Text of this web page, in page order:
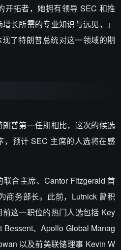
开拓者，她拥有领导 SEC 和推
长所需的专业知识与远见，」
了特朗普总统对这一领域的期
普第一任期相比，这次的候选
，预计 SEC 主席的人选将在感
合主席、Cantor Fitzgerald 首
商务部长。此前，Lutnick 曾积
这一职位的热门人选包括 Key
Bessent、Apollo Global Manag
以及前美联储理事 Kevin W